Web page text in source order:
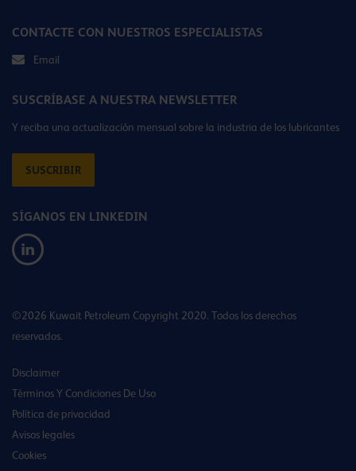
CONTACTE CON NUESTROS ESPECIALISTAS
Email
SUSCRÍBASE A NUESTRA NEWSLETTER
Y reciba una actualización mensual sobre la industria de los lubricantes
SUSCRIBIR
SÍGANOS EN LINKEDIN
©2026 Kuwait Petroleum Copyright 2020. Todos los derechos
reservados.
Disclaimer
Términos Y Condiciones De Uso
Política de privacidad
Avisos legales
Cookies